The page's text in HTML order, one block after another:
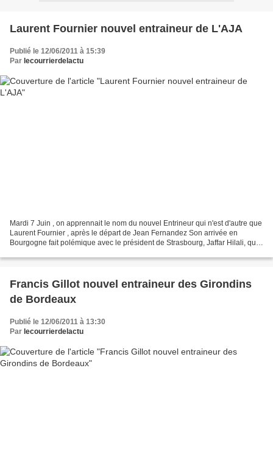
Laurent Fournier nouvel entraineur de L'AJA
Publié le 12/06/2011 à 15:39
Par lecourrierdelactu
Mardi 7 Juin , on apprennait le nom du nouvel Entrineur qui n'est d'autre que
Laurent Fournier , après le départ de Jean Fernandez Son arrivée en
Bourgogne fait polémique avec le président de Strasbourg, Jaffar Hilali, qui
Francis Gillot nouvel entraineur des Girondins
de Bordeaux
Publié le 12/06/2011 à 13:30
Par lecourrierdelactu